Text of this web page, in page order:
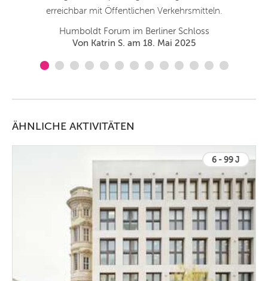
erreichbar mit Öffentlichen Verkehrsmitteln.
Humboldt Forum im Berliner Schloss
Von Katrin S. am 18. Mai 2025
ÄHNLICHE AKTIVITÄTEN
6 - 99 J